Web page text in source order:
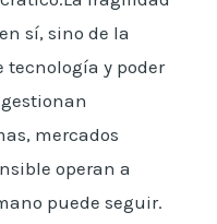
sí, sino de la
y poder
mercados
operan a
puede seguir.